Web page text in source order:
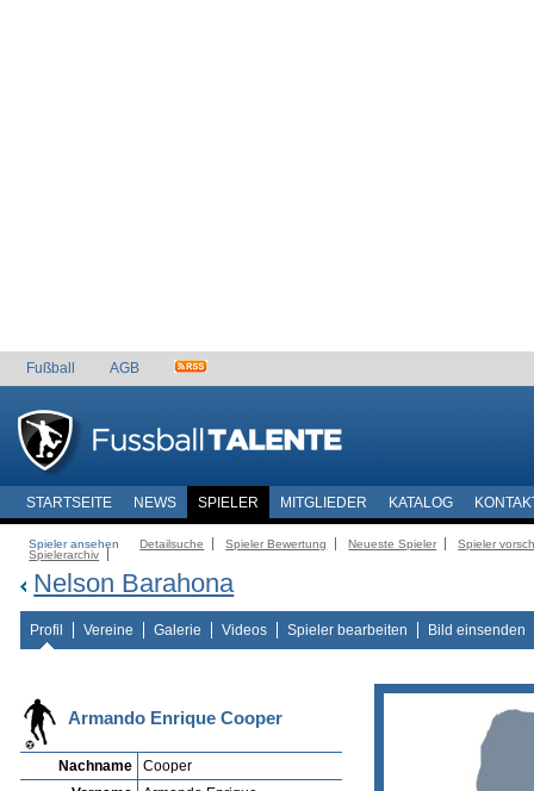
Fußball AGB
STARTSEITE NEWS SPIELER MITGLIEDER KATALOG
Spieler ansehen Detailsuche Spieler Bewertung Neueste Spieler
Spieler
Spielerarchiv
Nelson Barahona
Profil Vereine Galerie Videos Spieler bearbeiten Bild einsenden
Armando Enrique Cooper
Nachname
Cooper